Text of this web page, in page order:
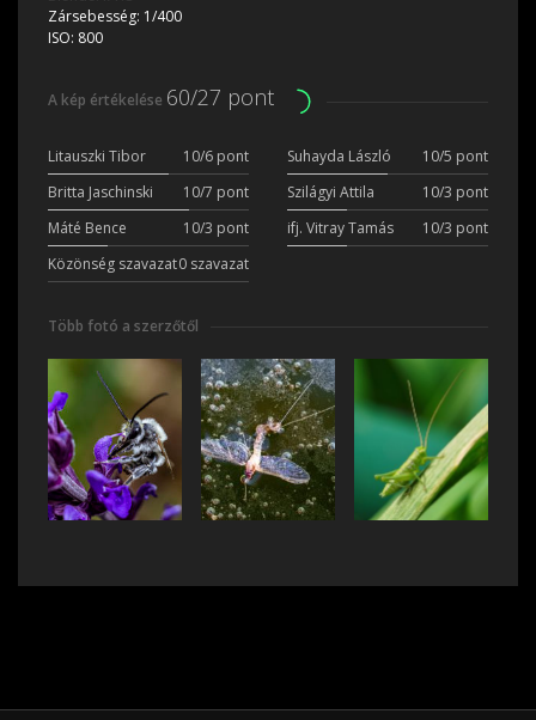
Zársebesség: 1/400
ISO: 800
A kép értékelése 60/27 pont
Litauszki Tibor 10/6 pont Suhayda László
10/5 pont
Britta Jaschinski
10/7 pont Szilágyi Attila
10/3 pont
Máté Bence
10/3 pont ifj. Vitray Tamás
10/3 pont
Közönség szavazat0 szavazat
Több fotó a szerzőtől